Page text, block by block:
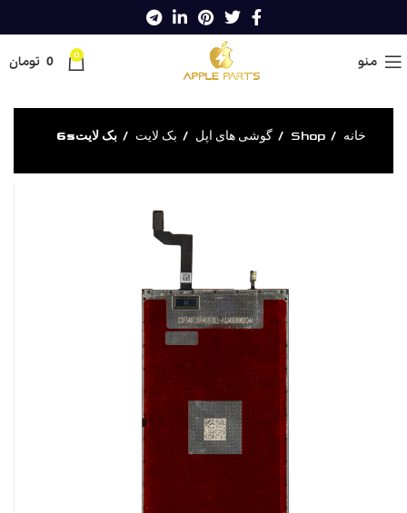
منو 0
0 تومان
خانه Shop گوشی های اپل بک لایت بک لایت6s